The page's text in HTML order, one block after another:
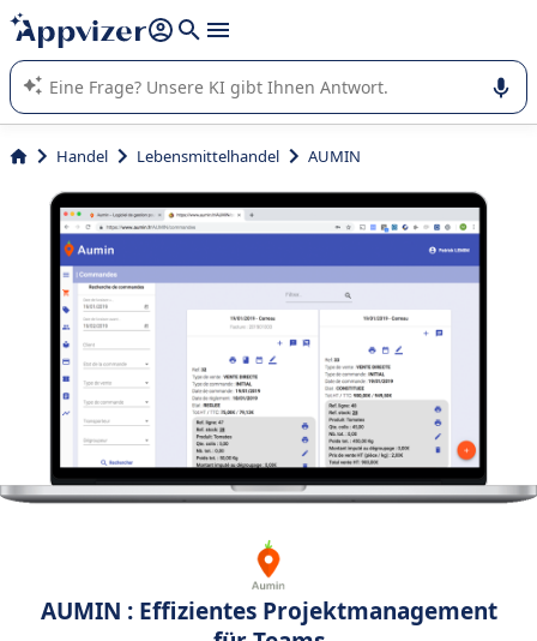
beantworten (mehrere Zeilen mit
Die KI von Appvizer führt Sie bei der Nutzung oder Auswahl
von SaaS-Software in Unternehmen.
Handel Lebensmittelhandel AUMIN
AUMIN : Effizientes Projektmanagement